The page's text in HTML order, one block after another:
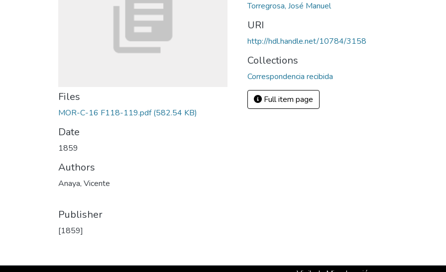
Files
MOR-C-16 F118-119.pdf(582.54 KB)
Date
1859
Authors
Anaya, Vicente
Publisher
[1859]
Torregrosa, José Manuel
URI
http://hdl.handle.net/10784/3158
Collections
Correspondencia recibida
Full item page